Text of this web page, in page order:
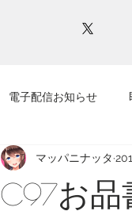
電子配信お知らせ
C97お
マッパニナッタ